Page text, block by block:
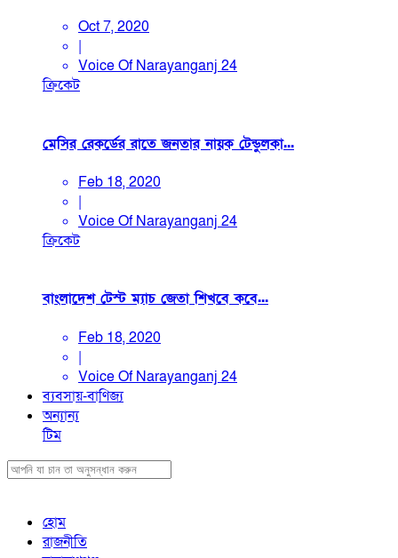
Oct 7, 2020
|
Voice Of Narayanganj 24
ক্রিকেট
মেসির রেকর্ডের রাতে জনতার নায়ক টেন্ডুলকা...
Feb 18, 2020
|
Voice Of Narayanganj 24
ক্রিকেট
বাংলাদেশ টেস্ট ম্যাচ জেতা শিখবে কবে...
Feb 18, 2020
|
Voice Of Narayanganj 24
ব্যবসায়-বাণিজ্য
অন্যান্য
টিম
হোম
রাজনীতি